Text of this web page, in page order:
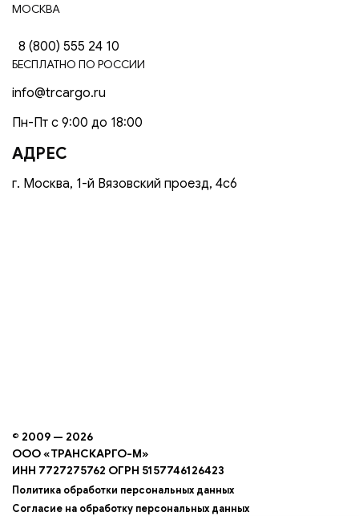
МОСКВА
8 (800) 555 24 10
БЕСПЛАТНО ПО РОССИИ
info@trcargo.ru
Пн-Пт с 9:00 до 18:00
АДРЕС
г. Москва, 1-й Вязовский проезд, 4с6
© 2009 — 2026
ООО «ТРАНСКАРГО-М»
ИНН 7727275762 ОГРН 5157746126423
Политика обработки персональных данных
Согласие на обработку персональных данных